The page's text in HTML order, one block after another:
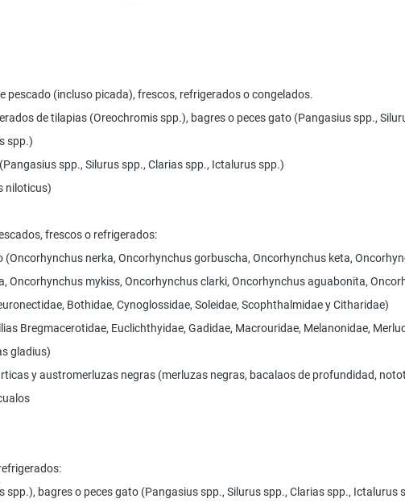
pescado (incluso picada), frescos, refrigerados o congelados.
de tilapias (Oreochromis spp.), bagres o peces gato (Pangasius spp.,
spp.)
spp., Silurus spp., Clarias spp., Ictalurus spp.)
niloticus)
frescos o refrigerados:
(Oncorhynchus nerka, Oncorhynchus gorbuscha, Oncorhynchus keta,
Oncorhynchus mykiss, Oncorhynchus clarki, Oncorhynchus aguabonita,
Bothidae, Cynoglossidae, Soleidae, Scophthalmidae y Citharidae)
Bregmacerotidae, Euclichthyidae, Gadidae, Macrouridae, Melanonidae,
gladius)
y austromerluzas negras (merluzas negras, bacalaos de profundidad,
spp.), bagres o peces gato (Pangasius spp., Silurus spp., Clarias spp.,